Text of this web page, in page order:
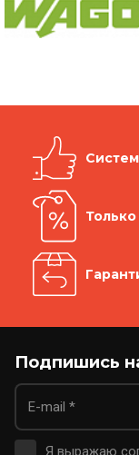
Подпишись
Я выражаю